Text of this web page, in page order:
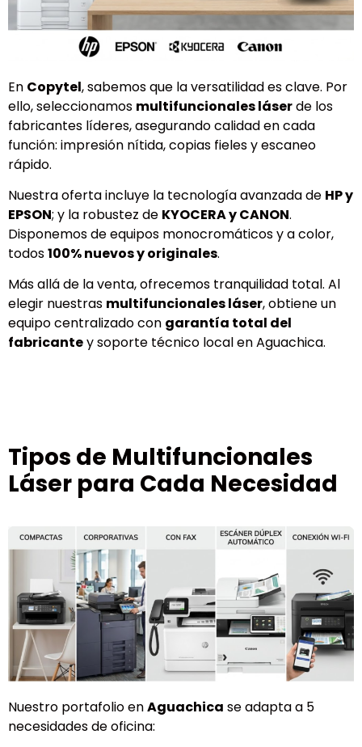
En Copytel, sabemos que la versatilidad es clave. Por
ello, seleccionamos multifuncionales láserde los
fabricantes líderes, asegurando calidad en cada
función: impresión nítida, copias fieles y escaneo
rápido.
Nuestra oferta incluye la tecnología avanzada de HP y
EPSON; y la robustez de KYOCERA y CANON.
Disponemos de equipos monocromáticos y a color,
todos100% nuevos y originales.
Más allá de la venta, ofrecemos tranquilidad total. Al
elegir nuestras multifuncionales láser, obtiene un
equipo centralizado con garantía total del
fabricantey soporte técnico local en Aguachica.
Tipos de Multifuncionales
Láser para Cada Necesidad
Nuestro portafolio enAguachica se adapta a 5
necesidades de oficina: